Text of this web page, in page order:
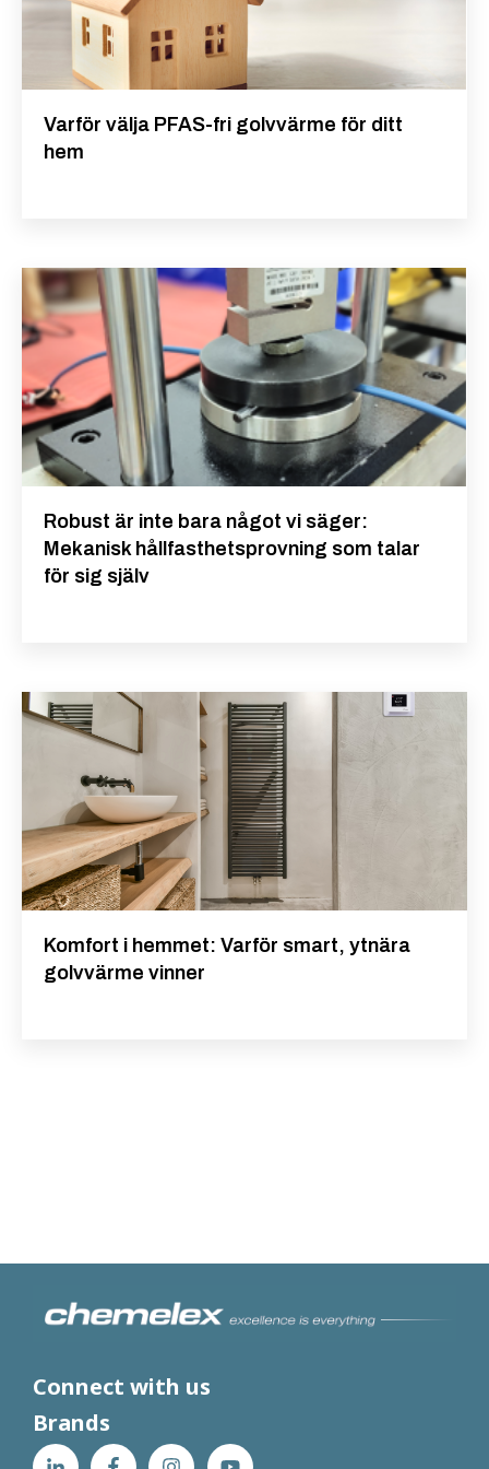
Varför välja PFAS-fri golvvärme för ditt
hem
Robust är inte bara något vi säger:
Mekanisk hållfasthetsprovning som talar
för sig själv
Komfort i hemmet: Varför smart, ytnära
golvvärme vinner
Connect with us
Brands